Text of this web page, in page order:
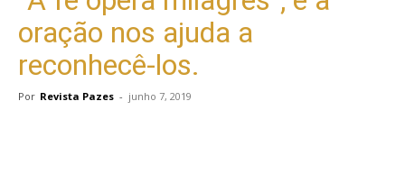
oração nos ajuda a
reconhecê-los.
Por Revista Pazes - junho 7, 2019